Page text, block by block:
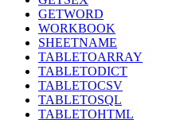
GETWORD
WORKBOOK
SHEETNAME
TABLETOARRAY
TABLETODICT
TABLETOCSV
TABLETOSQL
TABLETOHTML